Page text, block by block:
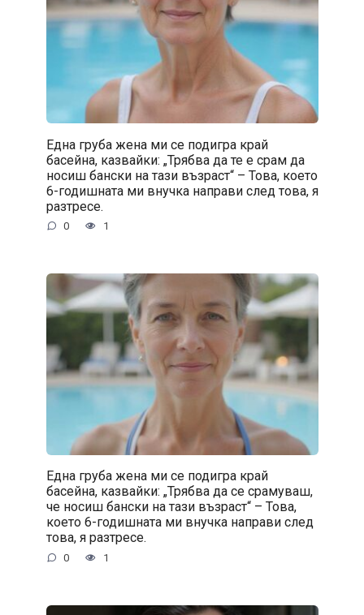
Една груба жена ми се подигра край
басейна, казвайки: „Трябва да те е срам да
носиш бански на тази възраст“ – Това, което
6-годишната ми внучка направи след това, я
разтресе.
0 1
Една груба жена ми се подигра край
басейна, казвайки: „Трябва да се срамуваш,
че носиш бански на тази възраст“ – Това,
което 6-годишната ми внучка направи след
това, я разтресе.
0 1